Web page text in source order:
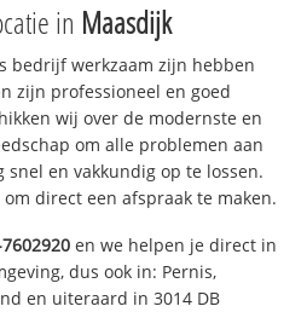
in Maasdijk
bedrijf werkzaam zijn hebben
zijn professioneel en goed
wij over de modernste en
om alle problemen aan
en vakkundig op te lossen.
direct een afspraak te maken.
en we helpen je direct in
dus ook in: Pernis,
en uiteraard in 3014 DB